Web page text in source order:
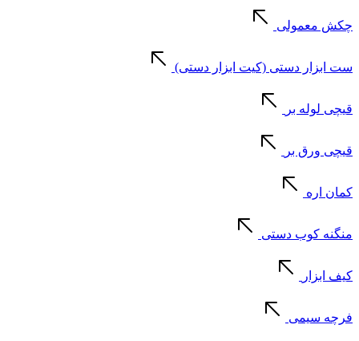
چکش معمولی
ست ابزار دستی (کیت ابزار دستی)
قیچی لوله بر
قیچی ورق بر
کمان اره
منگنه کوب دستی
کیف ابزار
فرچه سیمی